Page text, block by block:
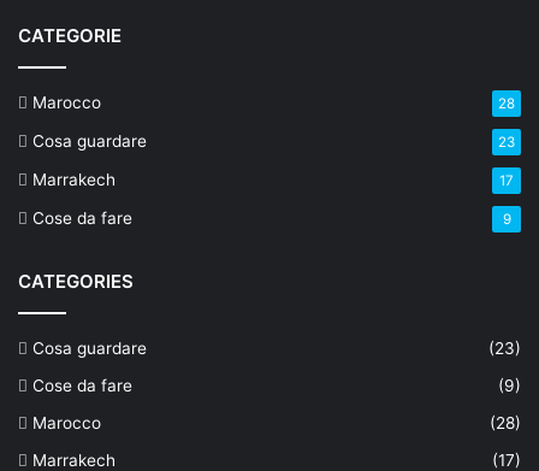
CATEGORIE
Marocco 28
Cosa guardare 23
Marrakech 17
Cose da fare 9
CATEGORIES
Cosa guardare
(23)
Cose da fare
(9)
Marocco
(28)
Marrakech
(17)